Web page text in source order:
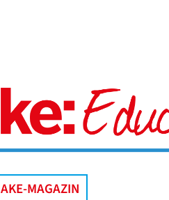
MAGAZIN